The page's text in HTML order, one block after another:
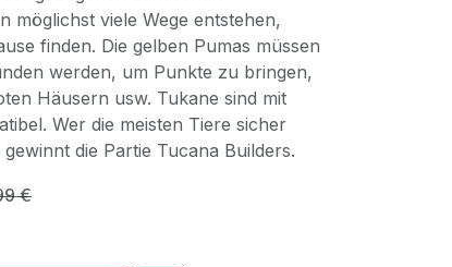
möglichst viele Wege entstehen,
finden. Die gelben Pumas müssen
werden, um Punkte zu bringen,
Häusern usw. Tukane sind mit
Wer die meisten Tiere sicher
die Partie Tucana Builders.
€